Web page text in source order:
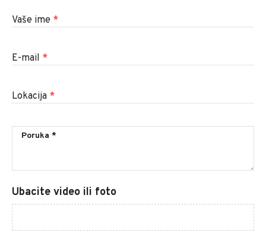
Vaše ime *
E-mail *
Lokacija *
Ubacite video ili foto